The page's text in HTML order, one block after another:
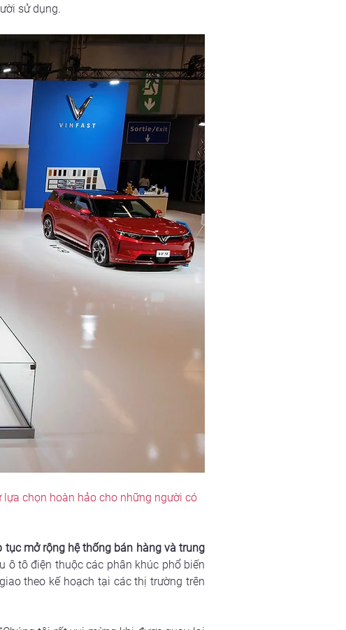
sử dụng.
chọn hoàn hảo cho những người có
mở rộng hệ thống bán hàng và trung
ô tô điện thuộc các phân khúc phổ biến
theo kế hoạch tại các thị trường trên